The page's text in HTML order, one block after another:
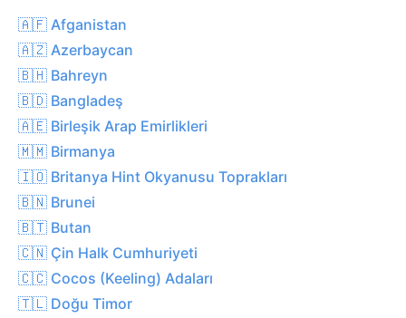
🇦🇫 Afganistan
🇦🇿 Azerbaycan
🇧🇭 Bahreyn
🇧🇩 Bangladeş
🇦🇪 Birleşik Arap Emirlikleri
🇲🇲 Birmanya
🇮🇴 Britanya Hint Okyanusu Toprakları
🇧🇳 Brunei
🇧🇹 Butan
🇨🇳 Çin Halk Cumhuriyeti
🇨🇨 Cocos (Keeling) Adaları
🇹🇱 Doğu Timor